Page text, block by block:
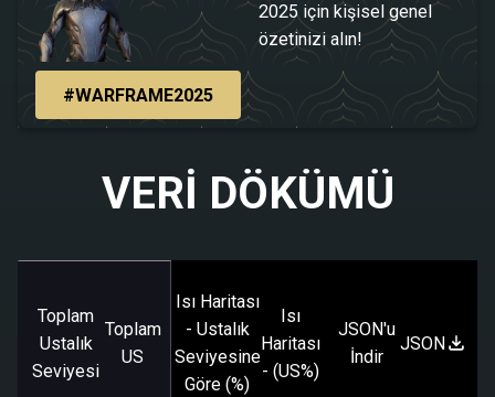
2025 için kişisel genel
özetinizi alın!
#WARFRAME2025
VERI DÖKÜMÜ
Toplam
Ustalık
Seviyesi
Toplam
US
Isı Haritası
- Ustalık
Seviyesine
Göre (%)
Isı
Haritası
- (US%)
JSON'u
İndir
JSON